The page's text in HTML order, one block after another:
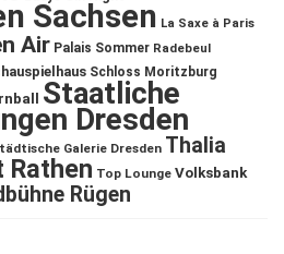
Sachsen La Saxe à Paris
Air Palais Sommer Radebeul
Schloss Moritzburg
Staatliche
Dresden
Galerie Dresden Thalia
Top Lounge Volksbank
Rügen